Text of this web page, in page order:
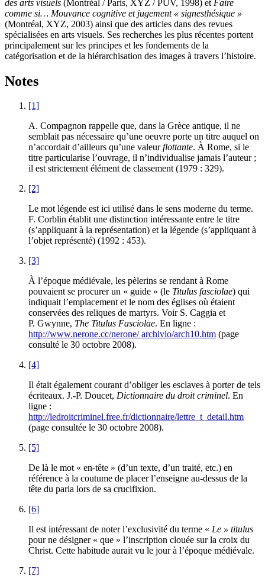
des arts visuels (Montréal / Paris, XYZ / PUV, 1998) et Faire
comme si… Mouvance cognitive et jugement « signesthésique »
(Montréal, XYZ, 2003) ainsi que des articles dans des revues
spécialisées en arts visuels. Ses recherches les plus récentes portent
principalement sur les principes et les fondements de la
catégorisation et de la hiérarchisation des images à travers l’histoire.
Notes
[1]
A. Compagnon rappelle que, dans la Grèce antique, il ne
semblait pas nécessaire qu’une oeuvre porte un titre auquel on
n’accordait d’ailleurs qu’une valeurflottante. À Rome, si le
titre particularise l’ouvrage, il n’individualise jamais l’auteur ;
il est strictement élément de classement (1979 : 329).
[2]
Le mot légende est ici utilisé dans le sens moderne du terme.
F. Corblin établit une distinction intéressante entre le titre
(s’appliquant à la représentation) et la légende (s’appliquant à
l’objet représenté) (1992 : 453).
[3]
À l’époque médiévale, les pèlerins se rendant à Rome
pouvaient se procurer un « guide » (le Titulus fasciolae) qui
indiquait l’emplacement et le nom des églises où étaient
conservées des reliques de martyrs. Voir S. Caggia et
P. Gwynne, The Titulus Fasciolae. En ligne :
http://www.nerone.cc/nerone/ archivio/arch10.htm (page
consulté le 30 octobre 2008).
[4]
Il était également courant d’obliger les esclaves à porter de tels
écriteaux. J.-P. Doucet, Dictionnaire du droit criminel. En
ligne :
http://ledroitcriminel.free.fr/dictionnaire/lettre_t_detail.htm
(page consultée le 30 octobre 2008).
[5]
De là le mot « en-tête » (d’un texte, d’un traité, etc.) en
référence à la coutume de placer l’enseigne au-dessus de la
tête du paria lors de sa crucifixion.
[6]
Il est intéressant de noter l’exclusivité du terme « Le » titulus
pour ne désigner « que » l’inscription clouée sur la croix du
Christ. Cette habitude aurait vu le jour à l’époque médiévale.
[7]